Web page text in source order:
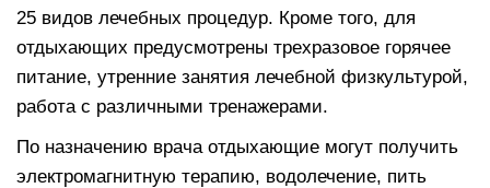
25 видов лечебных процедур. Кроме того, для
отдыхающих предусмотрены трехразовое горячее
питание, утренние занятия лечебной физкультурой,
работа с различными тренажерами.
По назначению врача отдыхающие могут получить
электромагнитную терапию, водолечение, пить